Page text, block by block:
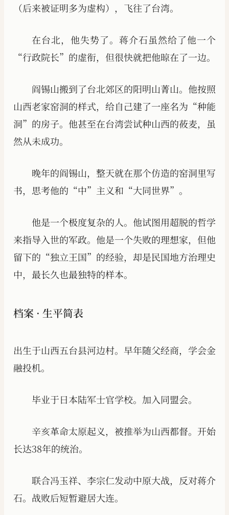
（后来被证明多为虚构），飞往了台湾。
在台北，他失势了。蒋介石虽然给了他一个
“行政院长”的虚衔，但很快就把他晾在了一边。
阎锡山搬到了台北郊区的阳明山菁山。他按照
山西老家窑洞的样式，给自己建了一座名为“种能
洞”的房子。他甚至在台湾尝试种山西的莜麦，虽
然从未成功。
晚年的阎锡山，整天就在那个仿造的窑洞里写
书，思考他的“中”主义和“大同世界”。
他是一个极度复杂的人。他试图用超脱的哲学
来指导入世的军政。他是一个失败的理想家，但他
留下的“独立王国”的经验，却是民国地方治理史
中，最长久也最独特的样本。
档案 · 生平简表
出生于山西五台县河边村。早年随父经商，学会金
融投机。
毕业于日本陆军士官学校。加入同盟会。
辛亥革命太原起义，被推举为山西都督。开始
长达38年的统治。
联合冯玉祥、李宗仁发动中原大战，反对蒋介
石。战败后短暂避居大连。